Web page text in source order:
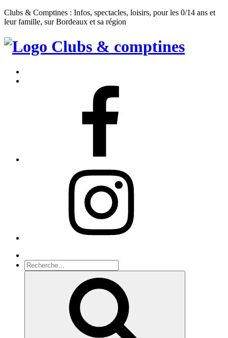
Clubs & Comptines : Infos, spectacles, loisirs, pour les 0/14 ans et
leur famille, sur Bordeaux et sa région
Clubs
Comptines
Recherche
pour